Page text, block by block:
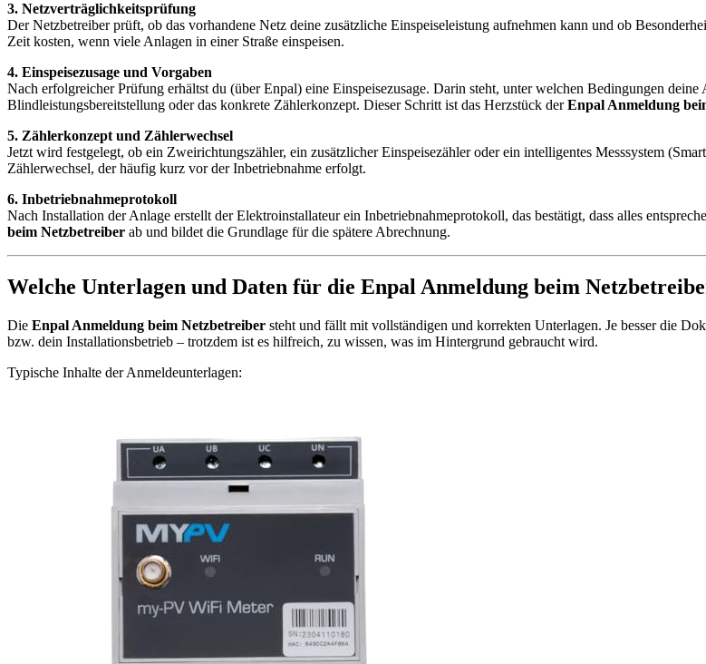
3. Netzverträglichkeitsprüfung
Der Netzbetreiber prüft, ob das vorhandene Netz deine zusätzliche Einspeiseleistung aufnehmen kann und ob
Zeit kosten, wenn viele Anlagen in einer Straße einspeisen.
4. Einspeisezusage und Vorgaben
Nach erfolgreicher Prüfung erhältst du (über Enpal) eine Einspeisezusage. Darin steht, unter welchen Bedingungen
Blindleistungsbereitstellung oder das konkrete Zählerkonzept. Dieser Schritt ist das Herzstück derEnpal Anmeldung
5. Zählerkonzept und Zählerwechsel
Jetzt wird festgelegt, ob ein Zweirichtungszähler, ein zusätzlicher Einspeisezähler oder ein intelligentes Messsystem
Zählerwechsel, der häufig kurz vor der Inbetriebnahme erfolgt.
6. Inbetriebnahmeprotokoll
Nach Installation der Anlage erstellt der Elektroinstallateur ein Inbetriebnahmeprotokoll, das bestätigt, dass alles
beim Netzbetreiber ab und bildet die Grundlage für die spätere Abrechnung.
Welche Unterlagen und Daten für die Enpal Anmeldung beim
Die Enpal Anmeldung beim Netzbetreiber steht und fällt mit vollständigen und korrekten Unterlagen. Je besser die
bzw. dein Installationsbetrieb – trotzdem ist es hilfreich, zu wissen, was im Hintergrund gebraucht wird.
Typische Inhalte der Anmeldeunterlagen: